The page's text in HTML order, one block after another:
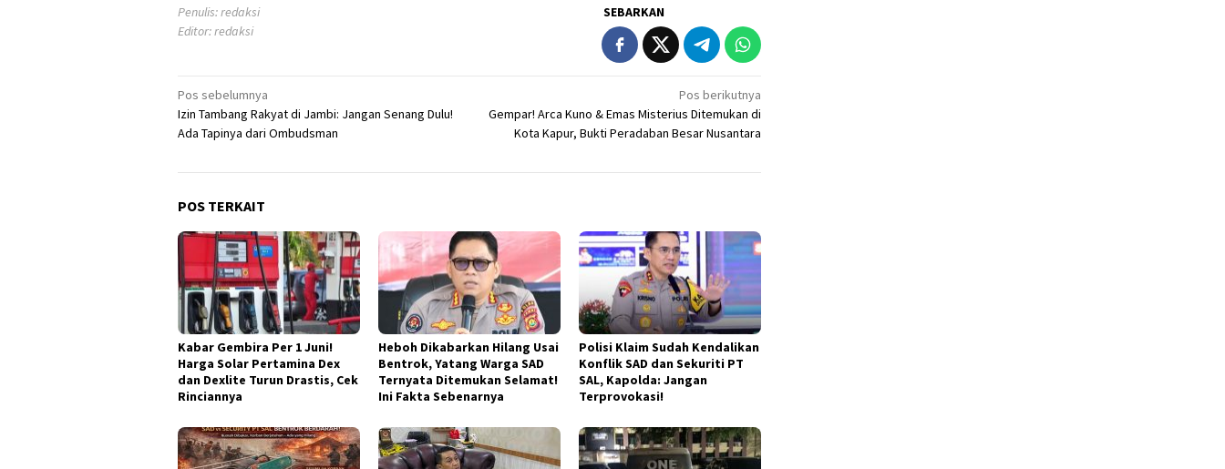
Penulis: redaksi
Editor: redaksi
SEBARKAN
Navigasi
pos
Pos sebelumnya
Izin Tambang Rakyat di Jambi: Jangan Senang Dulu!
Ada Tapinya dari Ombudsman
Pos berikutnya
Gempar! Arca Kuno & Emas Misterius Ditemukan di
Kota Kapur, Bukti Peradaban Besar Nusantara
POS TERKAIT
Kabar Gembira Per 1 Juni!
Harga Solar Pertamina Dex
dan Dexlite Turun Drastis, Cek
Rinciannya
Heboh Dikabarkan Hilang Usai
Bentrok, Yatang Warga SAD
Ternyata Ditemukan Selamat!
Ini Fakta Sebenarnya
Polisi Klaim Sudah Kendalikan
Konflik SAD dan Sekuriti PT
SAL, Kapolda: Jangan
Terprovokasi!